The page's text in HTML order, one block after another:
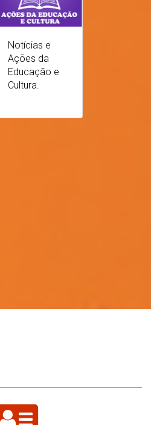
Notícias e
Ações da
Educação e
Cultura.